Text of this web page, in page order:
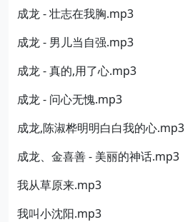
成龙 - 壮志在我胸.mp3
成龙 - 男儿当自强.mp3
成龙 - 真的,用了心.mp3
成龙 - 问心无愧.mp3
成龙,陈淑桦明明白白我的心.mp3
成龙、金喜善 - 美丽的神话.mp3
我从草原来.mp3
我叫小沈阳.mp3